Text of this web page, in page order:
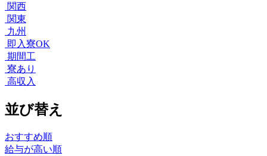
関西
関東
九州
即入寮OK
期間工
寮あり
高収入
並び替え
おすすめ順
給与が高い順